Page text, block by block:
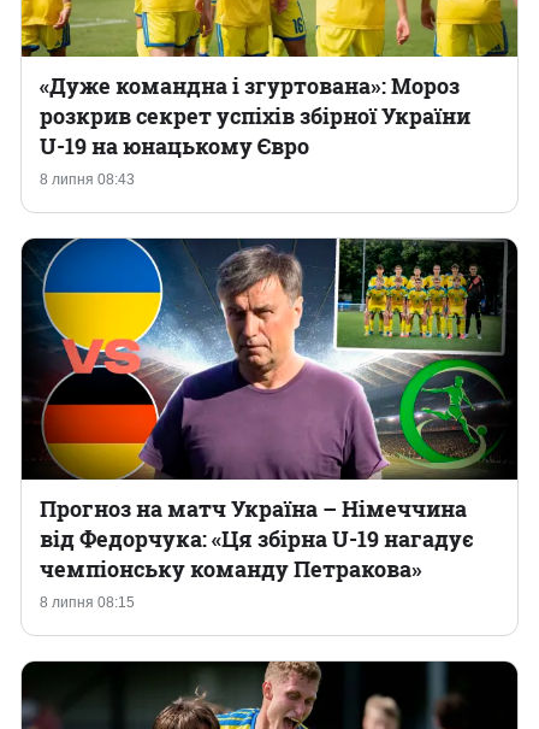
8 липня 08:43
«Дуже командна і згуртована»: Мороз
розкрив секрет успіхів збірної України
U-19 на юнацькому Євро
8 липня 08:15
Прогноз на матч Україна – Німеччина
від Федорчука: «Ця збірна U-19 нагадує
чемпіонську команду Петракова»